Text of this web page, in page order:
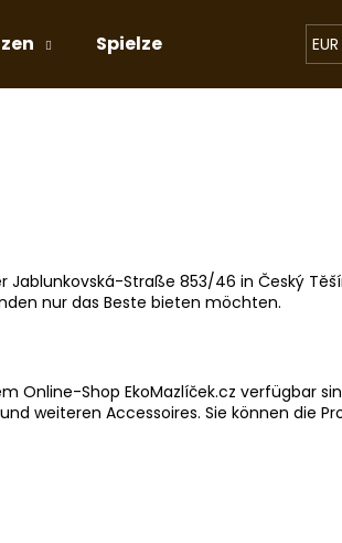
Spielzeug für Katzen EUR
Straße 853/46 in Český
nur das Beste bieten möchten.
Online-Shop EkoMazlíček.cz verfügbar
weiteren Accessoires. Sie können die